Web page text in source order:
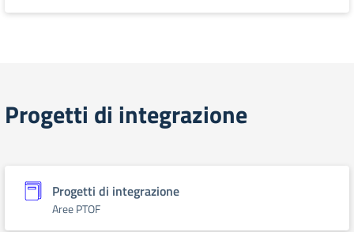
Progetti di integrazione
Progetti di integrazione
Aree PTOF